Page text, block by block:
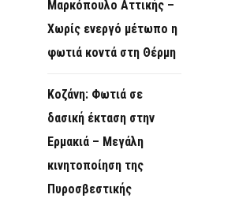
Μαρκόπουλο Αττικής –
Χωρίς ενεργό μέτωπο η
φωτιά κοντά στη Θέρμη
Κοζάνη: Φωτιά σε
δασική έκταση στην
Ερμακιά – Μεγάλη
κινητοποίηση της
Πυροσβεστικής